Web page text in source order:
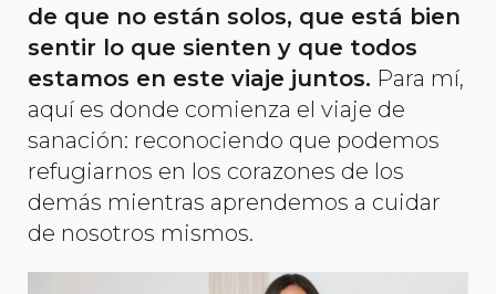
de que no están solos, que está bien
sentir lo que sienten y que todos
estamos en este viaje juntos. Para mí,
aquí es donde comienza el viaje de
sanación: reconociendo que podemos
refugiarnos en los corazones de los
demás mientras aprendemos a cuidar
de nosotros mismos.